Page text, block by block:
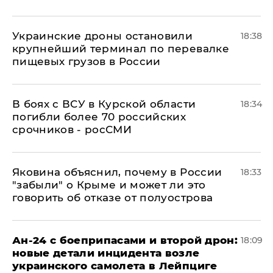
Украинские дроны остановили
крупнейший терминал по перевалке
пищевых грузов в России
18:38
В боях с ВСУ в Курской области
погибли более 70 российских
срочников - росСМИ
18:34
Яковина объяснил, почему в России
"забыли" о Крыме и может ли это
говорить об отказе от полуострова
18:33
Ан-24 с боеприпасами и второй дрон:
новые детали инцидента возле
украинского самолета в Лейпциге
18:09